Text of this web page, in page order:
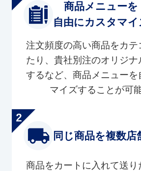
商品メニューを
自由にカスタマイ
注文頻度の高い商品をカテ
たり、貴社別注のオリジナ
するなど、商品メニューを
マイズすることが可
同じ商品を複数店
商品をカートに入れて送り